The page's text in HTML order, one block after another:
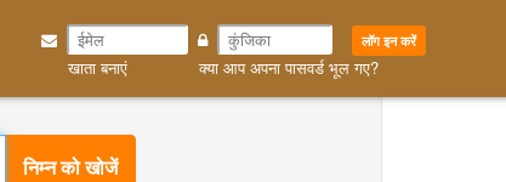
लॉग इन करें
खाता बनाएं क्या आप अपना पासवर्ड भूल गए?
निम्न को खोजें